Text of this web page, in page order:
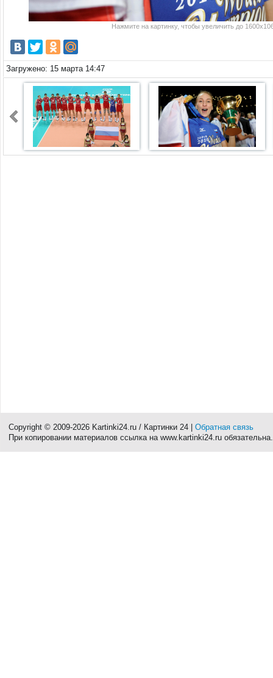
Нажмите на картинку, чтобы увеличить до
Загружено: 15 марта 14:47
Copyright © 2009-2026 Kartinki24.ru / Картинки 24 | Обратная связь
При копировании материалов ссылка на www.kartinki24.ru обязательна.